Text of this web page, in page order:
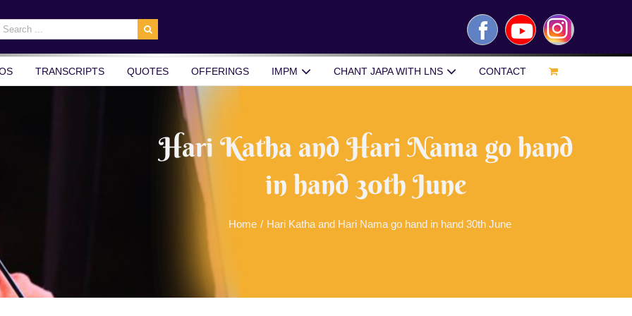
FacebookYouTubeInstagram
TRANSCRIPTS QUOTES OFFERINGS IMPM CHANT JAPA WITH LNS CONTACT
Hari Katha and Hari Nama go hand
in hand 30th June
Home / Hari Katha and Hari Nama go hand in hand 30th June